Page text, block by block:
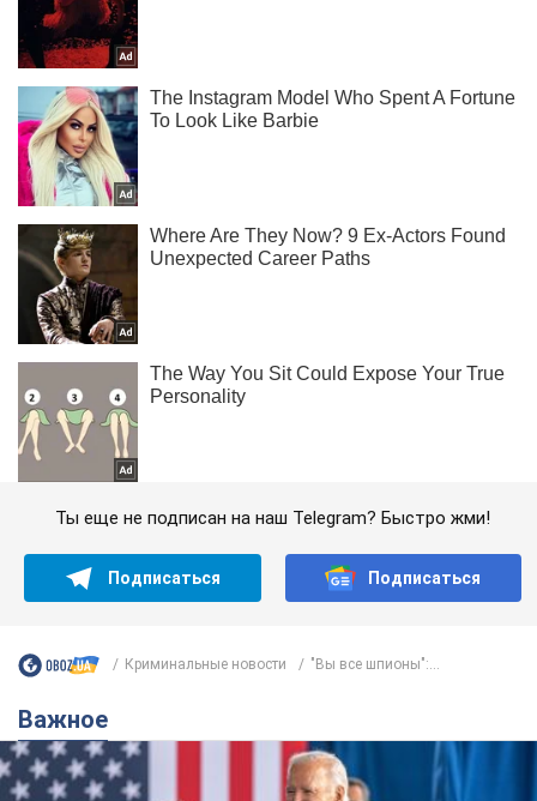
Ты еще не подписан на наш Telegram? Быстро жми!
Подписаться Подписаться
Криминальные новости "Вы все шпионы":...
Важное